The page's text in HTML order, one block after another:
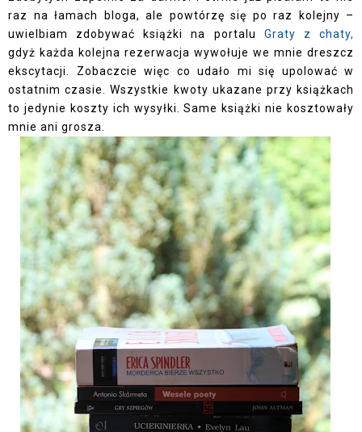
raz na łamach bloga, ale powtórzę się po raz kolejny –
uwielbiam zdobywać książki na portalu Graty z chaty,
gdyż każda kolejna rezerwacja wywołuje we mnie dreszcz
ekscytacji. Zobaczcie więc co udało mi się upolować w
ostatnim czasie. Wszystkie kwoty ukazane przy książkach
to jedynie koszty ich wysyłki. Same książki nie kosztowały
mnie ani grosza.